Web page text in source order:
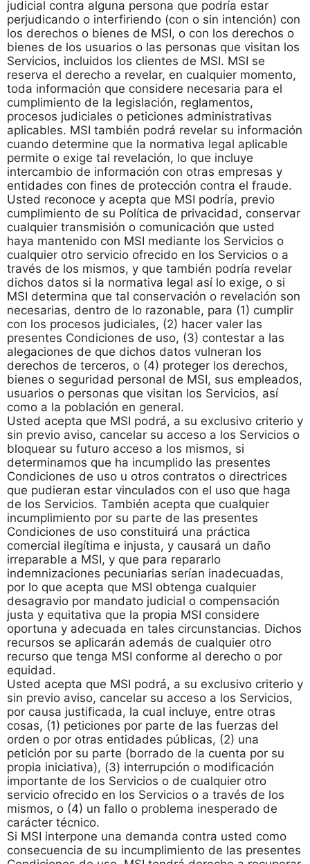
judicial contra alguna persona que podría estar
perjudicando o interfiriendo (con o sin intención) con
los derechos o bienes de MSI, o con los derechos o
bienes de los usuarios o las personas que visitan los
Servicios, incluidos los clientes de MSI. MSI se
reserva el derecho a revelar, en cualquier momento,
toda información que considere necesaria para el
cumplimiento de la legislación, reglamentos,
procesos judiciales o peticiones administrativas
aplicables. MSI también podrá revelar su información
cuando determine que la normativa legal aplicable
permite o exige tal revelación, lo que incluye
intercambio de información con otras empresas y
entidades con fines de protección contra el fraude.
Usted reconoce y acepta que MSI podría, previo
cumplimiento de su Política de privacidad, conservar
cualquier transmisión o comunicación que usted
haya mantenido con MSI mediante los Servicios o
cualquier otro servicio ofrecido en los Servicios o a
través de los mismos, y que también podría revelar
dichos datos si la normativa legal así lo exige, o si
MSI determina que tal conservación o revelación son
necesarias, dentro de lo razonable, para (1) cumplir
con los procesos judiciales, (2) hacer valer las
presentes Condiciones de uso, (3) contestar a las
alegaciones de que dichos datos vulneran los
derechos de terceros, o (4) proteger los derechos,
bienes o seguridad personal de MSI, sus empleados,
usuarios o personas que visitan los Servicios, así
como a la población en general.
Usted acepta que MSI podrá, a su exclusivo criterio y
sin previo aviso, cancelar su acceso a los Servicios o
bloquear su futuro acceso a los mismos, si
determinamos que ha incumplido las presentes
Condiciones de uso u otros contratos o directrices
que pudieran estar vinculados con el uso que haga
de los Servicios. También acepta que cualquier
incumplimiento por su parte de las presentes
Condiciones de uso constituirá una práctica
comercial ilegítima e injusta, y causará un daño
irreparable a MSI, y que para repararlo
indemnizaciones pecuniarias serían inadecuadas,
por lo que acepta que MSI obtenga cualquier
desagravio por mandato judicial o compensación
justa y equitativa que la propia MSI considere
oportuna y adecuada en tales circunstancias. Dichos
recursos se aplicarán además de cualquier otro
recurso que tenga MSI conforme al derecho o por
equidad.
Usted acepta que MSI podrá, a su exclusivo criterio y
sin previo aviso, cancelar su acceso a los Servicios,
por causa justificada, la cual incluye, entre otras
cosas, (1) peticiones por parte de las fuerzas del
orden o por otras entidades públicas, (2) una
petición por su parte (borrado de la cuenta por su
propia iniciativa), (3) interrupción o modificación
importante de los Servicios o de cualquier otro
servicio ofrecido en los Servicios o a través de los
mismos, o (4) un fallo o problema inesperado de
carácter técnico.
Si MSI interpone una demanda contra usted como
consecuencia de su incumplimiento de las presentes